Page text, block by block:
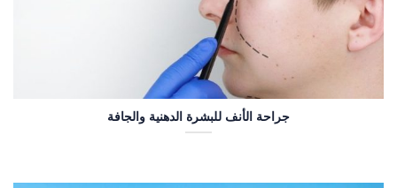
جراحة الأنف للبشرة الدهنية والجافة